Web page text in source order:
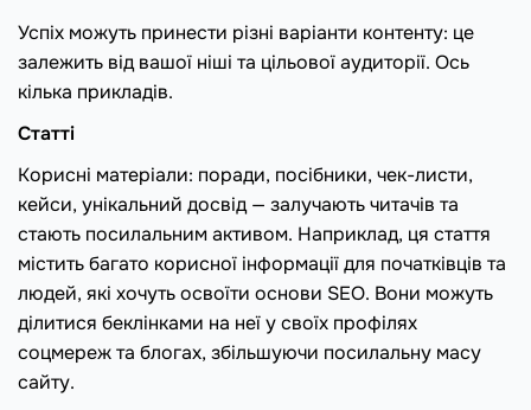
Успіх можуть принести різні варіанти контенту: це
залежить від вашої ніші та цільової аудиторії. Ось
кілька прикладів.
Статті
Корисні матеріали: поради, посібники, чек-листи,
кейси, унікальний досвід — залучають читачів та
стають посилальним активом. Наприклад, ця стаття
містить багато корисної інформації для початківців та
людей, які хочуть освоїти основи SEO. Вони можуть
ділитися беклінками на неї у своїх профілях
соцмереж та блогах, збільшуючи посилальну масу
сайту.